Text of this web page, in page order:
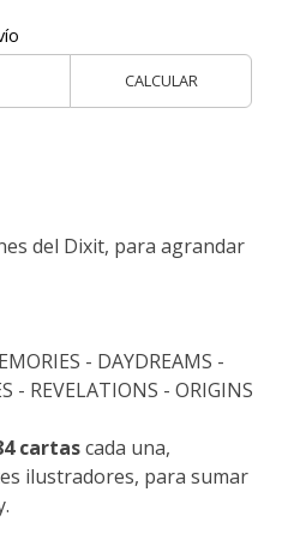
CALCULAR
del Dixit, para agrandar
- DAYDREAMS -
- REVELATIONS - ORIGINS
cartascada una,
ilustradores, para sumar